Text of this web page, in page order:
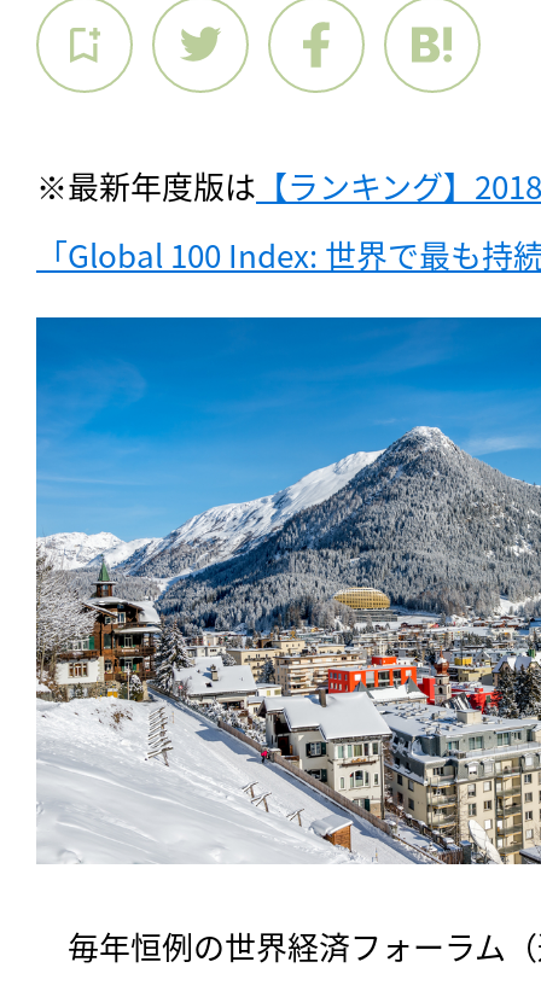
※最新年度版は 【ランキング】
「Global 100 Index: 世界で最も持
毎年恒例の世界経済フォーラム